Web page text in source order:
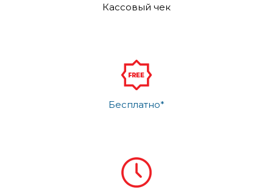
Кассовый чек
Бесплатно*